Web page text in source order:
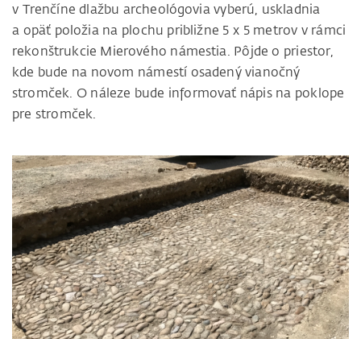
v Trenčíne dlažbu archeológovia vyberú, uskladnia
a opäť položia na plochu približne 5 x 5 metrov v rámci
rekonštrukcie Mierového námestia. Pôjde o priestor,
kde bude na novom námestí osadený vianočný
stromček. O náleze bude informovať nápis na poklope
pre stromček.